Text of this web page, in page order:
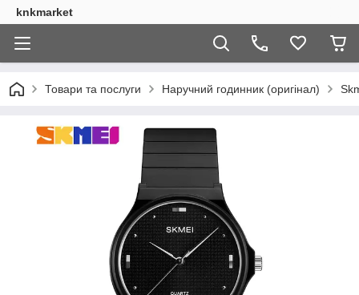
knkmarket
Товари та послуги Наручний годинник (оригінал)